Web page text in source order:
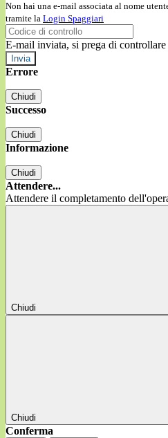
Non hai una e-mail associata al nome
tramite la Login Spaggiari
E-mail inviata, si prega di
Errore
Chiudi
Successo
Chiudi
Informazione
Chiudi
Attendere...
Attendere il completamento
Chiudi
Chiudi
Conferma